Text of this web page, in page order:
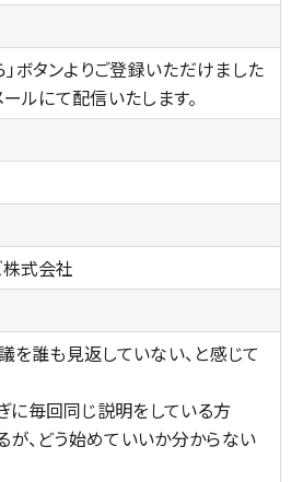
」ボタンよりご登録いただけました
ルにて配信いたします。
株式会社
を誰も見返していない、と感じて
に毎回同じ説明をしている方
が、どう始めていいか分からない